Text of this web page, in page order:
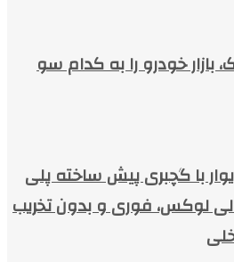
بازار خودرو را به کدام سو
با گچبری پیش ساخته پلی
لوکس، فوری و بدون تخریب